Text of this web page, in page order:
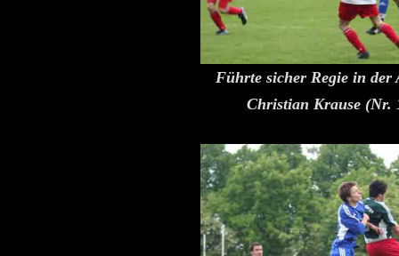
Führte sicher Regie in der
Christian Krause (Nr.